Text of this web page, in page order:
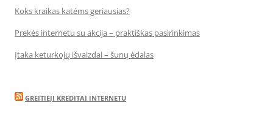
Koks kraikas katėms geriausias?
Prekės internetu su akcija – praktiškas pasirinkimas
Įtaka keturkojų išvaizdai – šunų ėdalas
GREITIEJI KREDITAI INTERNETU